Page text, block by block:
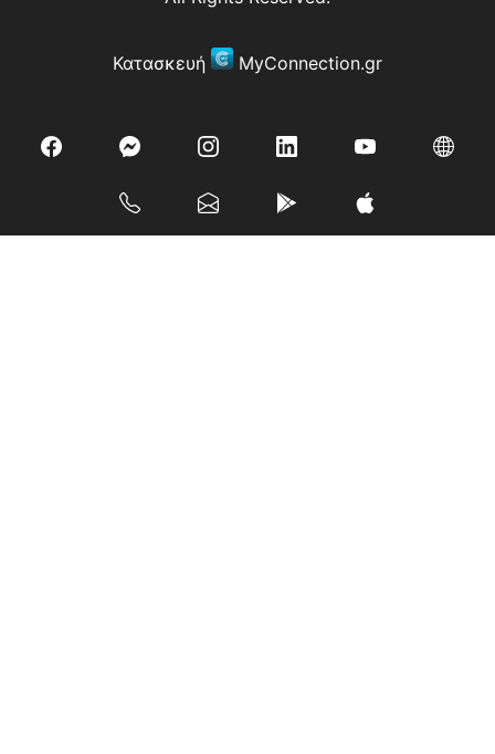
Κατασκευή MyConnection.gr